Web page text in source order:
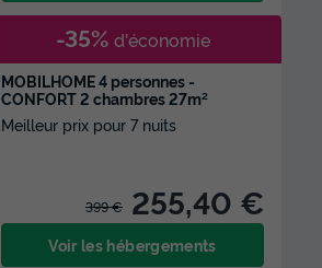
MOBILHOME 4 personnes -
CONFORT 2 chambres 27m²
Meilleur prix pour 7 nuits
399 € 255,40 €
-35% d'économie
Voir les hébergements